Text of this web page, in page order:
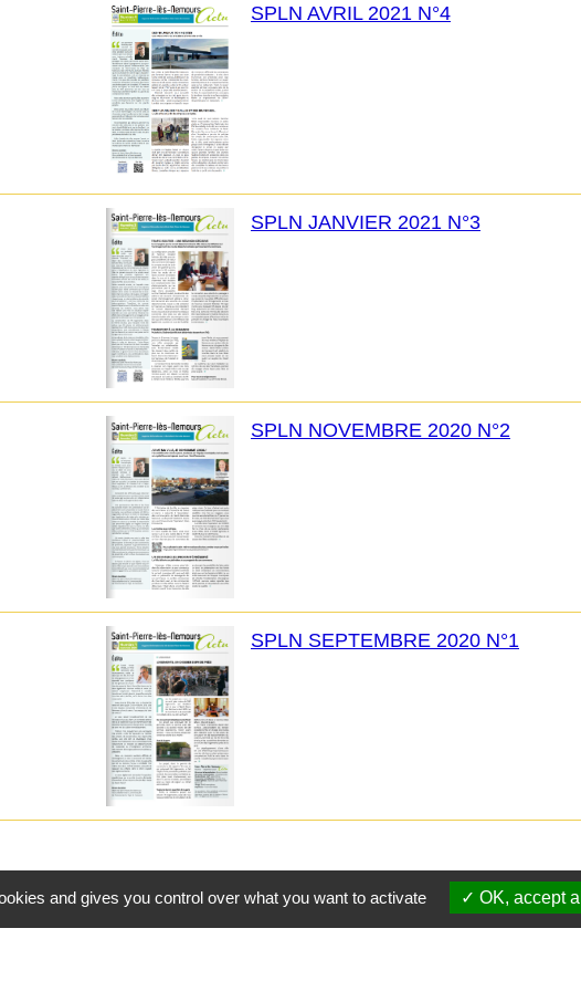
SPLN AVRIL 2021 N°4
SPLN JANVIER 2021 N°3
SPLN NOVEMBRE 2020 N°2
SPLN SEPTEMBRE 2020 N°1
and gives you control over what you want to activate OK, accept all